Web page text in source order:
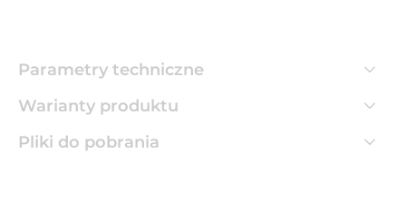
Parametry techniczne
Warianty produktu
Pliki do pobrania